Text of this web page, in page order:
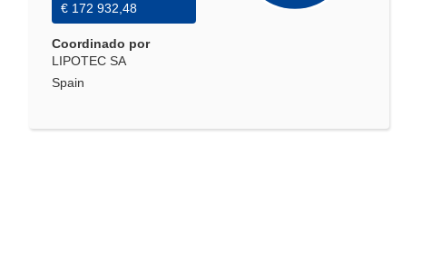
€ 172 932,48
Coordinado por
LIPOTEC SA
Spain